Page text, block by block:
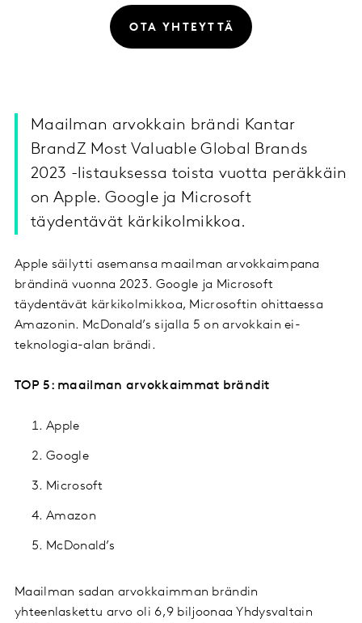
OTA YHTEYTTÄ
Maailman arvokkain brändi Kantar
BrandZ Most Valuable Global Brands
2023 -listauksessa toista vuotta peräkkäin
on Apple. Google ja Microsoft
täydentävät kärkikolmikkoa.
Apple säilytti asemansa maailman arvokkaimpana
brändinä vuonna 2023. Google ja Microsoft
täydentävät kärkikolmikkoa, Microsoftin ohittaessa
Amazonin. McDonald’s sijalla 5 on arvokkain ei-
teknologia-alan brändi.
TOP 5: maailman arvokkaimmat brändit
Apple
Google
Microsoft
Amazon
McDonald’s
Maailman sadan arvokkaimman brändin
yhteenlaskettu arvo oli 6,9 biljoonaa Yhdysvaltain